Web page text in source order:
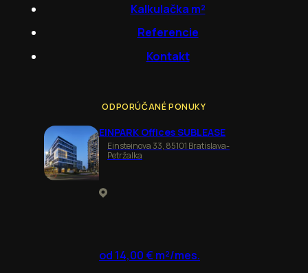
Kalkulačka m²
Referencie
Kontakt
ODPORÚČANÉ PONUKY
EINPARK Offices SUBLEASE
Einsteinova 33, 85101 Bratislava-
Petržalka
od 14,00 € m²/mes.